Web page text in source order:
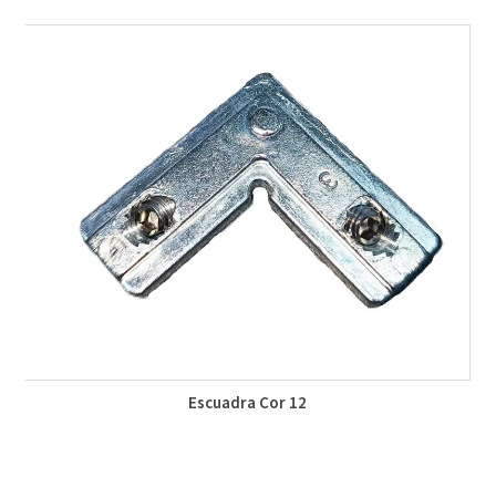
Escuadra Cor 12